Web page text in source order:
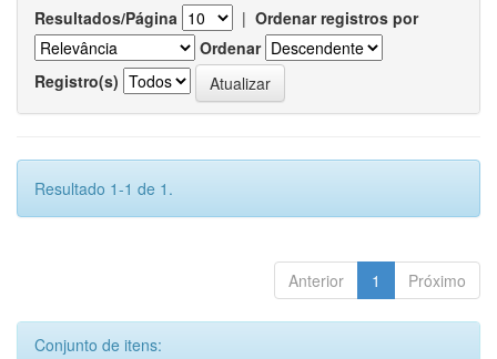
Resultados/Página | Ordenar registros por
Ordenar
Registro(s)
Resultado 1-1 de 1.
Anterior 1 Próximo
Conjunto de itens: